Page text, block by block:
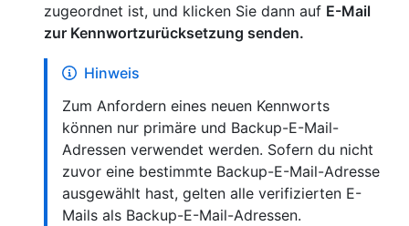
zugeordnet ist, und klicken Sie dann auf E-Mail
zur Kennwortzurücksetzung senden.
Hinweis
Zum Anfordern eines neuen Kennworts
können nur primäre und Backup-E-Mail-
Adressen verwendet werden. Sofern du nicht
zuvor eine bestimmte Backup-E-Mail-Adresse
ausgewählt hast, gelten alle verifizierten E-
Mails als Backup-E-Mail-Adressen.